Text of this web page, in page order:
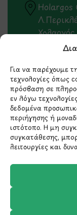
Για να παρέχουμε
τεχνολογίες όπως
πρόσβαση σε
εν λόγω
δεδομένα
περιήγησης ή
ιστότοπο. Η μη
συγκατάθεσης,
λειτουργίες και
Holargos
Χολαργός
Έχετε
παραγγελία;